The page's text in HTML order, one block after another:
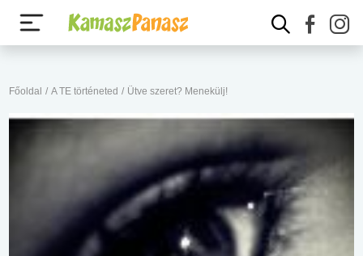
Főoldal / A TE történeted / Ütve szeret? Menekülj!